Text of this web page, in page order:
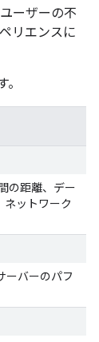
ーザーの不
リエンスに
の距離、デー
ネットワーク
ーバーのパフ